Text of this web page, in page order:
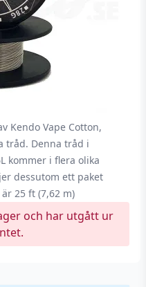
Kendo Vape Cotton,
tråd. Denna tråd i
kommer i flera olika
dessutom ett paket
25 ft (7,62 m)
och har utgått ur